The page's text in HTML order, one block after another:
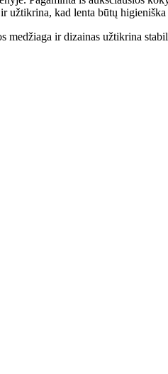
užtikrina, kad lenta būtų higieniška
medžiaga ir dizainas užtikrina